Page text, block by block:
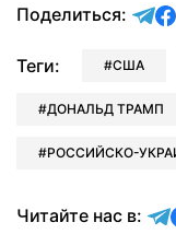
Поделиться:
Теги: США
ДОНАЛЬД ТРАМП
РОССИЙСКО-
Читайте нас в: